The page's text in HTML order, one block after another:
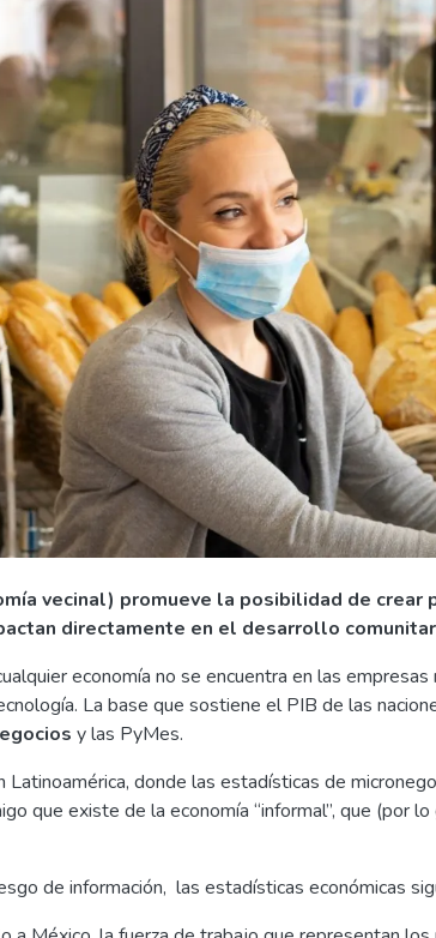
vecinal) promueve la posibilidad de crear
directamente en el desarrollo
economía no se encuentra en las
La base que sostiene el PIB de las
y las PyMes.
Latinoamérica, donde las estadísticas de
que existe de la economía “informal”, que (por
de información, las estadísticas económicas